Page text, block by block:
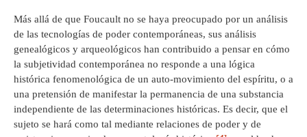
Más allá de que Foucault no se haya preocupado por un análisis
de las tecnologías de poder contemporáneas, sus análisis
genealógicos y arqueológicos han contribuido a pensar en cómo
la subjetividad contemporánea no responde a una lógica
histórica fenomenológica de un auto-movimiento del espíritu, o a
una pretensión de manifestar la permanencia de una substancia
independiente de las determinaciones históricas. Es decir, que el
sujeto se hará como tal mediante relaciones de poder y de